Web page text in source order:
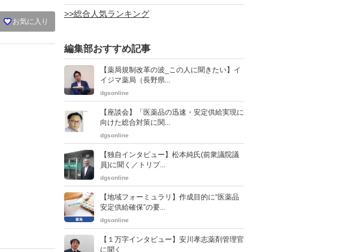
お気に入り
>>総合人気ランキング
編集部おすすめ記事
【薬局規制改革の波_この人に聞きたい】イ
イジマ薬局（長野県...
dgsonline
【座談会】「医薬品の迅速・安定供給実現に
向けた総合対策に関...
dgsonline
【独自インタビュー】松本純氏(前衆議院議
員)に聞く／トリプ...
dgsonline
【地域フォーミュラリ】作成目的に“医薬品
安定供給確保”の要...
dgsonline
【１万字インタビュー】安川孝志薬剤管理官
に聞く